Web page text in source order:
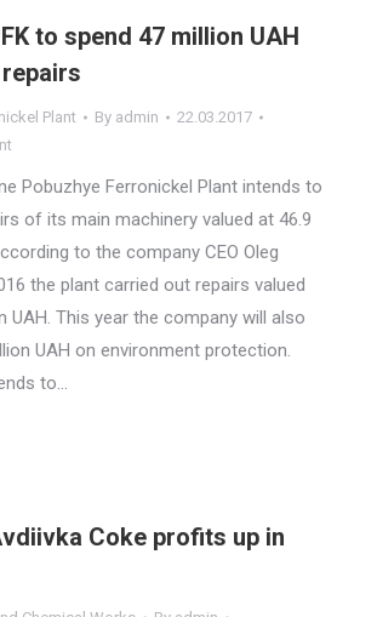
to spend 47 million UAH
Plant By admin
22.03.2017
Pobuzhye Ferronickel Plant intends to
of its main machinery valued at 46.9
to the company CEO Oleg
the plant carried out repairs valued
UAH. This year the company will also
UAH on environment protection.
to…
Coke profits up in